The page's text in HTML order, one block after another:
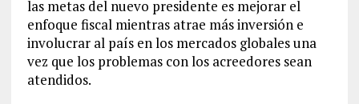
las metas del nuevo presidente es mejorar el
enfoque fiscal mientras atrae más inversión e
involucrar al país en los mercados globales una
vez que los problemas con los acreedores sean
atendidos.